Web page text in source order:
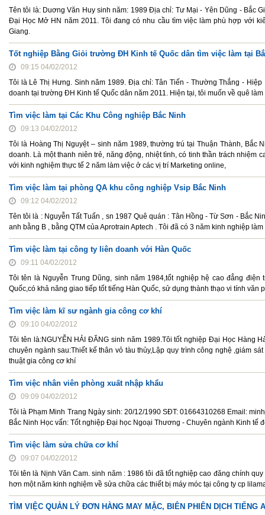
Tên tôi là: Duơng Văn Huy sinh năm: 1989 Địa chỉ: Tư Mại - Yên Dũng - Bắc
Đại Học Mở HN năm 2011. Tôi đang có nhu cầu tìm việc làm phù hợp với
Giang.
Tốt nghiệp Bằng Giỏi trường ĐH Kinh tế Quốc dân tìm việc làm tại
09:15 04/02/2012
Tôi là Lê Thị Hưng. Sinh năm 1989. Địa chỉ: Tân Tiến - Thường Thắng -
doanh tại trường ĐH Kinh tế Quốc dân năm 2011. Hiện tại, tôi muốn về quê
Tìm việc làm tại Các Khu Công nghiệp Bắc Ninh
09:13 04/02/2012
Tôi là Hoàng Thị Nguyệt – sinh năm 1989, thường trú tại Thuận Thành,
doanh. Là một thanh niên trẻ, năng động, nhiệt tình, có tinh thần trách
với kinh nghiệm thực tế 2 năm làm việc ở các vị trí Marketing online,
Tìm việc làm tại phòng QA khu công nghiệp Vsip Bắc Ninh
09:12 04/02/2012
Tên tôi là : Nguyễn Tất Tuấn , sn 1987 Quê quán : Tân Hồng - Từ Sơn - Bắc
anh bằng B , bằng QTM của Aprotrain Aptech . Tôi đã có 3 năm kinh nghiệp
Tìm việc làm tại công ty liên doanh với Hàn Quốc
09:11 04/02/2012
Tôi tên là Nguyễn Trung Dũng, sinh năm 1984,tốt nghiệp hệ cao đẳng
Quốc,có khả năng giao tiếp tốt tiếng Hàn Quốc, sử dụng thành thạo vi tính văn
Tìm việc làm kĩ sư ngành gia công cơ khí
09:10 04/02/2012
Tôi tên là:NGUYỄN HẢI ĐĂNG sinh năm 1989.Tôi tốt nghiệp Đại Học Hàng
chuyên ngành sau:Thiết kế thân vỏ tàu thủy,Lập quy trình công nghệ ,giám
thuật gia công cơ khí
Tìm việc nhân viên phòng xuất nhập khẩu
09:09 04/02/2012
Tôi là Phạm Minh Trang Ngày sinh: 20/12/1990 SĐT: 01664310268 Email:
Bắc Ninh Học vấn: Tốt nghiệp Đại học Ngoại Thương - Chuyên ngành Kinh tế
Tìm việc làm sửa chữa cơ khí
09:07 04/02/2012
Tôi tên là Nịnh Văn Cam. sinh năm : 1986 tôi đã tốt nghiệp cao đăng chính
hơn một năm kinh nghiệm về sửa chữa các thiết bị máy móc tại công ty cp
TÌM VIỆC QUẢN LÝ ĐƠN HÀNG MAY MẶC, BIÊN PHIÊN DỊCH TIẾNG